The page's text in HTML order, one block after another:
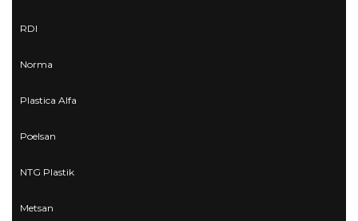
RDI
Norma
Plastica Alfa
Poelsan
NTG Plastik
Metsan